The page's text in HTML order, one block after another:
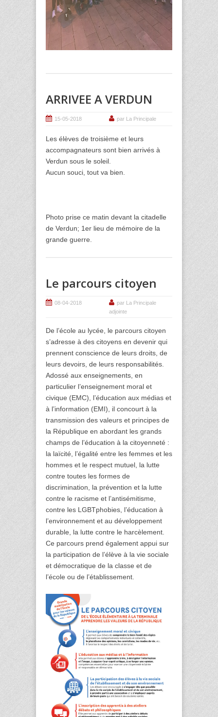
ARRIVEE A VERDUN
15-05-2018 par La Principale
Les élèves de troisième et leurs
accompagnateurs sont bien arrivés à
Verdun sous le soleil.
Aucun souci, tout va bien.
Photo prise ce matin devant la citadelle
de Verdun; 1er lieu de mémoire de la
grande guerre.
Le parcours citoyen
08-04-2018
par La Principale
adjointe
De l’école au lycée, le parcours citoyen
s’adresse à des citoyens en devenir qui
prennent conscience de leurs droits, de
leurs devoirs, de leurs responsabilités.
Adossé aux enseignements, en
particulier l’enseignement moral et
civique (EMC), l’éducation aux médias et
à l’information (EMI), il concourt à la
transmission des valeurs et principes de
la République en abordant les grands
champs de l’éducation à la citoyenneté :
la laïcité, l’égalité entre les femmes et les
hommes et le respect mutuel, la lutte
contre toutes les formes de
discrimination, la prévention et la lutte
contre le racisme et l’antisémitisme,
contre les LGBTphobies, l’éducation à
l’environnement et au développement
durable, la lutte contre le harcèlement.
Ce parcours prend également appui sur
la participation de l’élève à la vie sociale
et démocratique de la classe et de
l’école ou de l’établissement.